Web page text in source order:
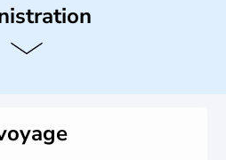
et le Belize, le Mexique